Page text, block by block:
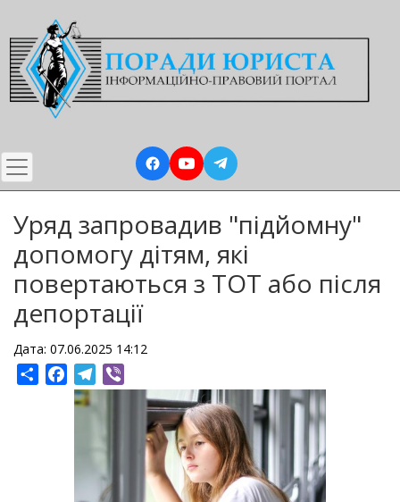
до
основного
вмісту
Уряд запровадив "підйомну"
допомогу дітям, які
повертаються з ТОТ або після
депортації
Дата: 07.06.2025 14:12
ShareFacebookTelegram